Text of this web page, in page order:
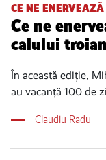
CE NE ENERVEAZĂ
Ce ne
calului troian
În această ediție,
au vacanță 100 de
Claudiu Radu